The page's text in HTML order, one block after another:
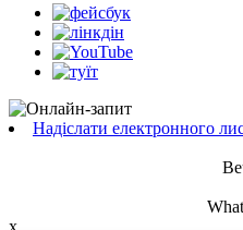
Надіслати електронного
x